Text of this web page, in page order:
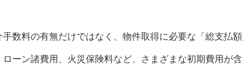
数料の有無だけではなく、物件取得に必要な「総支払額
ーン諸費用、火災保険料など、さまざまな初期費用が含